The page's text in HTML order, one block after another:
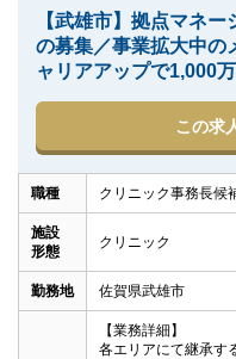
【武雄市】拠点マネ
の募集／事業拡大中の
ャリアアップで1,000
この求
職種 クリニック事務長候
施設
形態
クリニック
勤務地 佐賀県武雄市
【業務詳細】
各エリアにて継承す